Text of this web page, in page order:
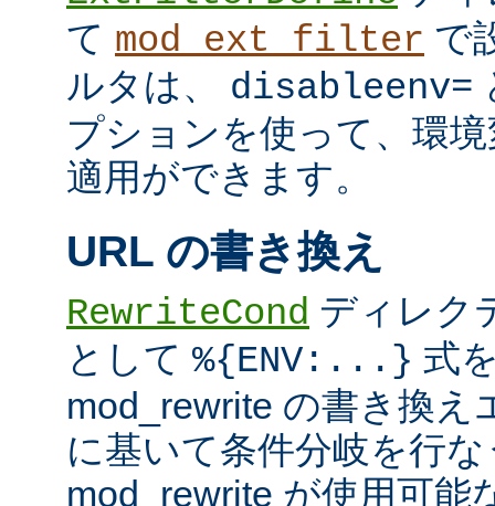
て mod_ext_filter で
ルタは、 disableenv=
プションを使って、環
適用ができます。
URL の書き換え
RewriteCond ディレク
として %{ENV:...} 式
mod_rewrite の書き換え
に基いて条件分岐を行
mod_rewrite が使用可能